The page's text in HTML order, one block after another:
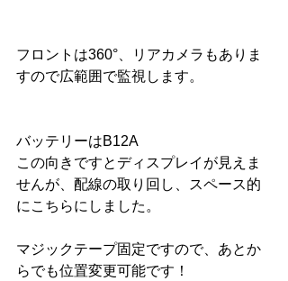
フロントは360°、リアカメラもありま
すので広範囲で監視します。
バッテリーはB12A
この向きですとディスプレイが見えま
せんが、配線の取り回し、スペース的
にこちらにしました。
マジックテープ固定ですので、あとか
らでも位置変更可能です！